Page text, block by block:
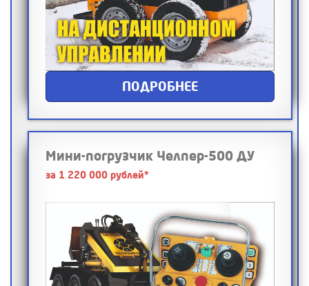
ПОДРОБНЕЕ
Мини-погрузчик Челпер-500 ДУ
за 1 220 000 рублей*